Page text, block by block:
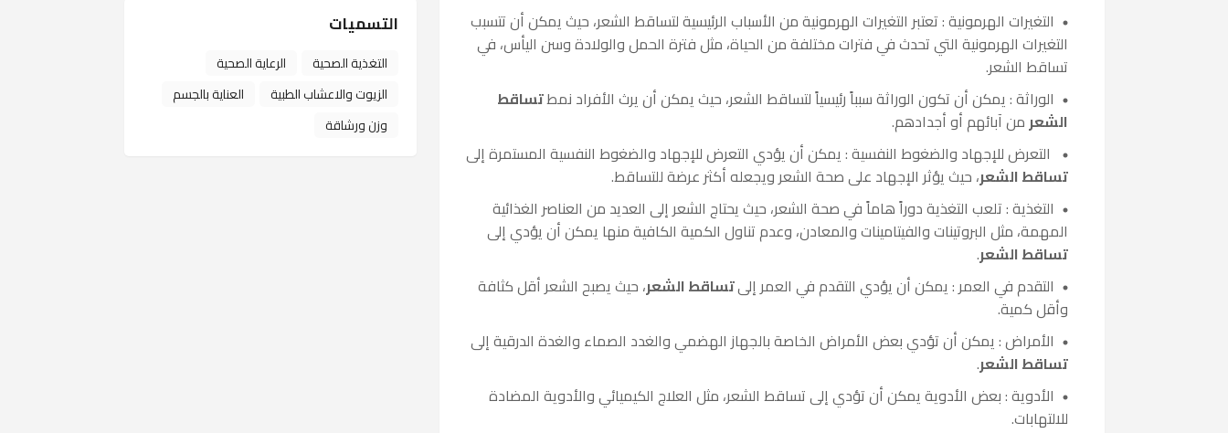
التغيرات الهرمونية : تعتبر التغيرات الهرمونية من الأسباب الرئيسية لتساقط الشعر، حيث يمكن أن تتسبب
التغيرات الهرمونية التي تحدث في فترات مختلفة من الحياة، مثل فترة الحمل والولادة وسن اليأس، في
تساقط الشعر.
الوراثة : يمكن أن تكون الوراثة سبباً رئيسياً لتساقط الشعر، حيث يمكن أن يرث الأفراد نمطتساقط
الشعر من آبائهم أو أجدادهم.
التعرض للإجهاد والضغوط النفسية : يمكن أن يؤدي التعرض للإجهاد والضغوط النفسية المستمرة إلى
تساقط الشعر، حيث يؤثر الإجهاد على صحة الشعر ويجعله أكثر عرضة للتساقط.
التغذية : تلعب التغذية دوراً هاماً في صحة الشعر، حيث يحتاج الشعر إلى العديد من العناصر الغذائية
المهمة، مثل البروتينات والفيتامينات والمعادن، وعدم تناول الكمية الكافية منها يمكن أن يؤدي إلى
تساقط الشعر.
التقدم في العمر : يمكن أن يؤدي التقدم في العمر إلىتساقط الشعر، حيث يصبح الشعر أقل كثافة
وأقل كمية.
الأمراض : يمكن أن تؤدي بعض الأمراض الخاصة بالجهاز الهضمي والغدد الصماء والغدة الدرقية إلى
تساقط الشعر.
الأدوية : بعض الأدوية يمكن أن تؤدي إلى تساقط الشعر، مثل العلاج الكيميائي والأدوية المضادة
للالتهابات.
التسميات
التغذية الصحية
الرعاية الصحية
الزيوت والاعشاب الطبية
العناية بالجسم
وزن ورشاقة